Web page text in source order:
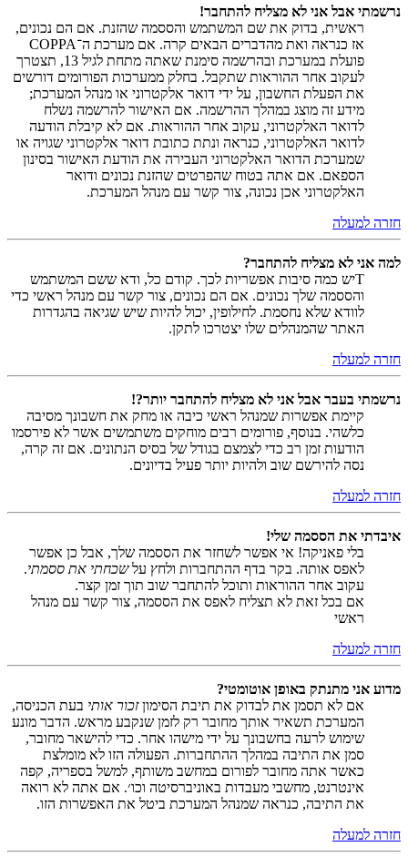
נרשמתי אבל אני לא מצליח להתחבר!
ראשית, בדוק את שם המשתמש והססמה שהזנת. אם הם נכונים,
אז כנראה ואת מהדברים הבאים קרה. אם מערכת ה־COPPA
פועלת במערכת ובהרשמה סימנת שאתה מתחת לגיל 13, תצטרך
לעקוב אחר ההוראות שתקבל. בחלק ממערכות הפורומים דורשים
את הפעלת החשבון, על ידי דואר אלקטרוני או מנהל המערכת;
מידע זה מוצג במהלך ההרשמה. אם האישור להרשמה נשלח
לדואר האלקטרוני, עקוב אחר ההוראות. אם לא קיבלת הודעה
לדואר האלקטרוני, כנראה ונתת כתובת דואר אלקטרוני שגויה או
שמערכת הדואר האלקטרוני העבירה את הודעת האישור בסינון
הספאם. אם אתה בטוח שהפרטים שהזנת נכונים ודואר
האלקטרוני אכן נכונה, צור קשר עם מנהל המערכת.
חזרה למעלה
למה אני לא מצליח להתחבר?
Tיש כמה סיבות אפשריות לכך. קודם כל, ודא ששם המשתמש
והססמה שלך נכונים. אם הם נכונים, צור קשר עם מנהל ראשי כדי
לוודא שלא נחסמת. לחילופין, יכול להיות שיש שגיאה בהגדרות
האתר שהמנהלים שלו יצטרכו לתקן.
חזרה למעלה
נרשמתי בעבר אבל אני לא מצליח להתחבר יותר?!
קיימת אפשרות שמנהל ראשי כיבה או מחק את חשבונך מסיבה
כלשהי. בנוסף, פורומים רבים מוחקים משתמשים אשר לא פירסמו
הודעות זמן רב כדי לצמצם בגודל של בסיס הנתונים. אם זה קרה,
נסה להירשם שוב ולהיות יותר פעיל בדיונים.
חזרה למעלה
איבדתי את הססמה שלי!
בלי פאניקה! אי אפשר לשחזר את הססמה שלך, אבל כן אפשר
לאפס אותה. בקר בדף ההתחברות ולחץ עלשכחתי את ססמתי.
עקוב אחר ההוראות ותוכל להתחבר שוב תוך זמן קצר.
אם בכל זאת לא תצליח לאפס את הססמה, צור קשר עם מנהל
ראשי
חזרה למעלה
מדוע אני מתנתק באופן אוטומטי?
אם לא תסמן את לבדוק את תיבת הסימוןזכור אותי בעת הכניסה,
המערכת תשאיר אותך מחובר רק לזמן שנקבע מראש. הדבר מונע
שימוש לרעה בחשבונך על ידי מישהו אחר. כדי להישאר מחובר,
סמן את התיבה במהלך ההתחברות. הפעולה הזו לא מומלצת
כאשר אתה מחובר לפורום במחשב משותף, למשל בספריה, קפה
אינטרנט, מחשבי מעבדות באוניברסיטה וכו׳. אם אתה לא רואה
את התיבה, כנראה שמנהל המערכת ביטל את האפשרות הזו.
חזרה למעלה